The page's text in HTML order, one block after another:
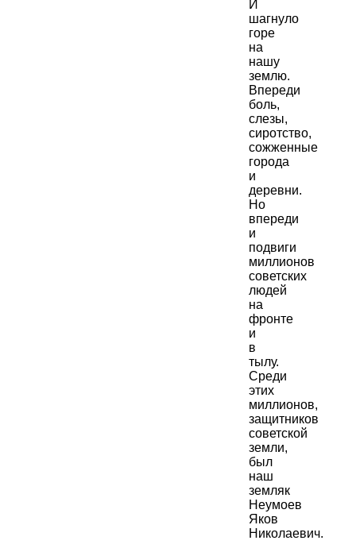
И
шагнуло
горе
на
нашу
землю.
Впереди
боль,
слезы,
сиротство,
сожженные
города
и
деревни.
Но
впереди
и
подвиги
миллионов
советских
людей
на
фронте
и
в
тылу.
Среди
этих
миллионов,
защитников
советской
земли,
был
наш
земляк
Неумоев
Яков
Николаевич.